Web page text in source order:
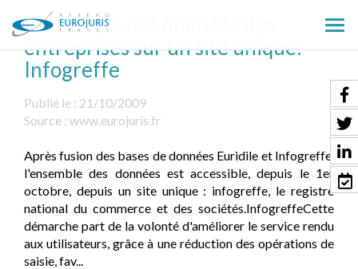
le
L'ensemble des données des
entreprises sur un site unique:
Infogreffe
Publié le : 21/10/2009
Source : www.eurojuris.fr
Après fusion des bases de données Euridile et Infogreffe,
l'ensemble des données est accessible, depuis le 1er
octobre, depuis un site unique : infogreffe, le registre
national du commerce et des sociétés.InfogreffeCette
démarche part de la volonté d'améliorer le service rendu
aux utilisateurs, grâce à une réduction des opérations de
saisie, fav...